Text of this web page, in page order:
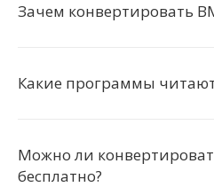
Зачем конвертировать
Какие программы
Можно ли
бесплатно?